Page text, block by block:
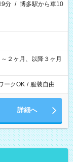
9分 / 博多駅から車10
２ヶ月、以降３ヶ月
ークOK / 服装自由
詳細へ